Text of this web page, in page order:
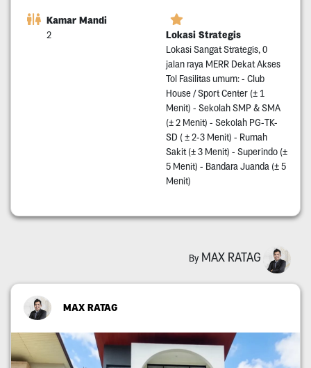
Kamar Mandi
2 Lokasi Strategis
Lokasi Sangat Strategis, 0
jalan raya MERR Dekat Akses
Tol Fasilitas umum: - Club
House / Sport Center (± 1
Menit) - Sekolah SMP & SMA
(± 2 Menit) - Sekolah PG-TK-
SD ( ± 2-3 Menit) - Rumah
Sakit (± 3 Menit) - Superindo (±
5 Menit) - Bandara Juanda (± 5
Menit)
By MAX RATAG
MAX RATAG